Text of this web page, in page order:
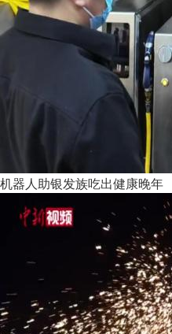
机器人助银发族吃出健康晚年